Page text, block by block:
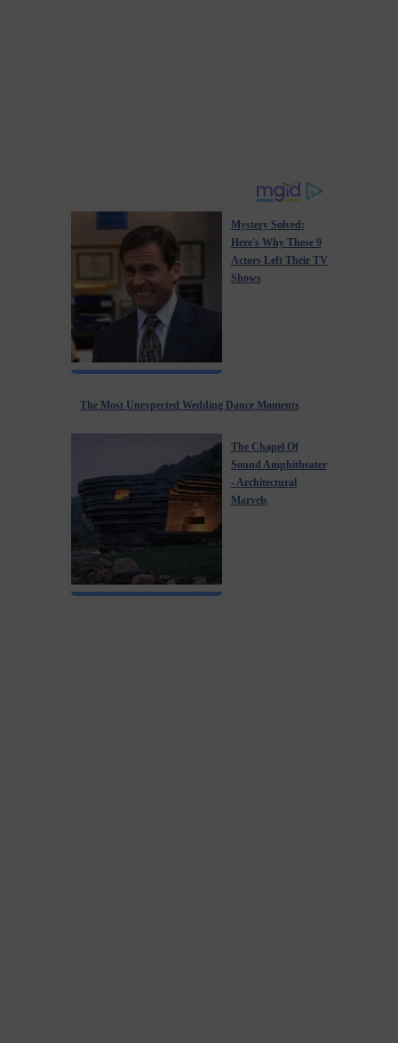
Mystery Solved:
Here's Why These 9
Actors Left Their TV
Shows
The Most Unexpected Wedding Dance Moments
The Chapel Of
Sound Amphitheater
- Architectural
Marvels